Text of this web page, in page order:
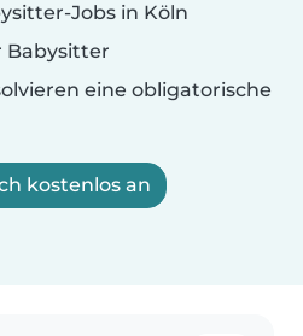
Jobs in Köln
Babysitter
eine obligatorische
kostenlos an